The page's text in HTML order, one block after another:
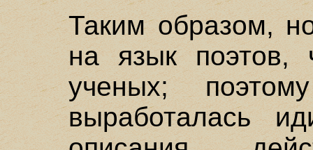
Таким образом,
на язык
ученых;
выработалась